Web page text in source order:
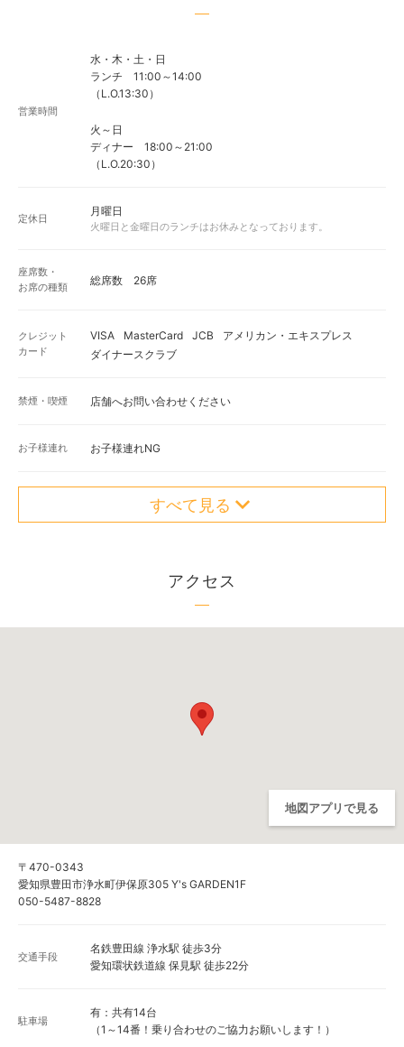
営業時間
水・木・土・日
ランチ 11:00～14:00
（L.O.13:30）
火～日
ディナー 18:00～21:00
（L.O.20:30）
定休日
月曜日
火曜日と金曜日のランチはお休みとなっております。
座席数・
お席の種類
総席数 26席
クレジット
カード
VISA MasterCard JCB
アメリカン・エキスプレス
ダイナースクラブ
禁煙・喫煙 店舗へお問い合わせください
お子様連れ お子様連れNG
すべて見る
アクセス
地図アプリで見る
〒470-0343
愛知県豊田市浄水町伊保原305 Y's GARDEN1F
050-5487-8828
交通手段
名鉄豊田線 浄水駅 徒歩3分
愛知環状鉄道線 保見駅 徒歩22分
駐車場
有：共有14台
（1～14番！乗り合わせのご協力お願いします！）